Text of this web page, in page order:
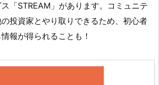
「STREAM」があります。コミュニテ
投資家とやり取りできるため、初心者
報が得られることも！